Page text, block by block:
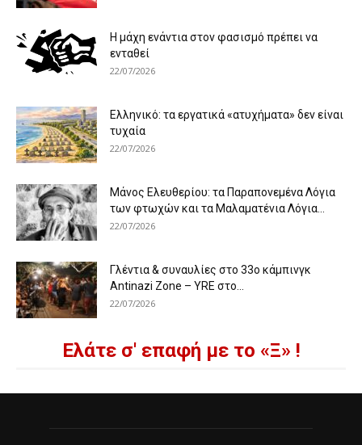
Η μάχη ενάντια στον φασισμό πρέπει να
ενταθεί
22/07/2026
Ελληνικό: τα εργατικά «ατυχήματα» δεν είναι
τυχαία
22/07/2026
Μάνος Ελευθερίου: τα Παραπονεμένα Λόγια
των φτωχών και τα Μαλαματένια Λόγια...
22/07/2026
Γλέντια & συναυλίες στο 33ο κάμπινγκ
Antinazi Zone – YRE στο...
22/07/2026
Ελάτε σ' επαφή με το «Ξ» !